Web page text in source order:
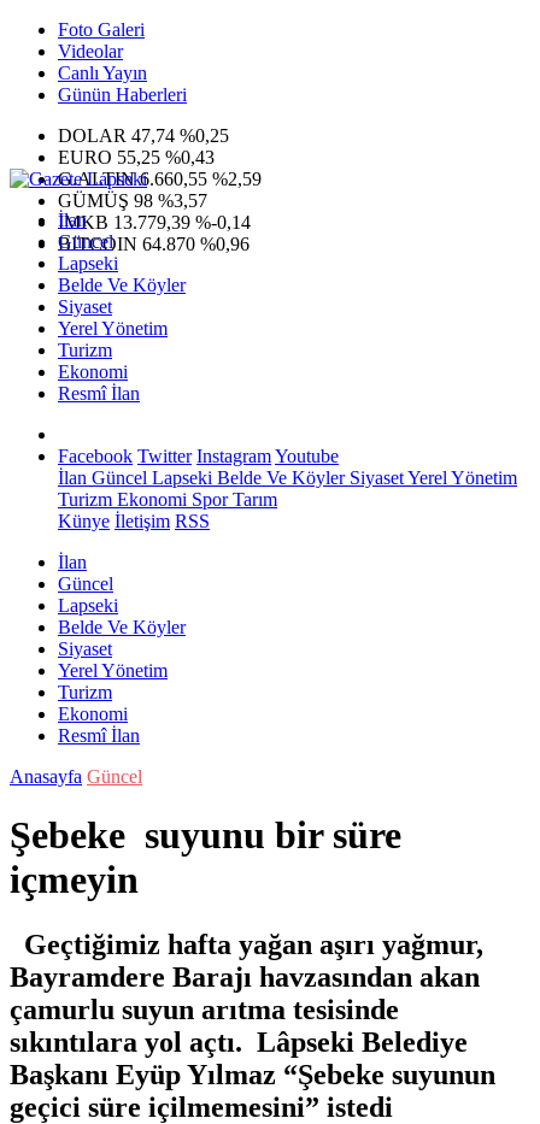
Foto Galeri
Videolar
Canlı Yayın
Günün Haberleri
DOLAR 47,74 %0,25
EURO 55,25 %0,43
G.ALTIN6.660,55 %2,59
GÜMÜŞ 98 %3,57
IMKB 13.779,39 %-0,14
BITCOIN 64.870 %0,96
İlan
Güncel
Lapseki
Belde Ve Köyler
Siyaset
Yerel Yönetim
Turizm
Ekonomi
Resmî İlan
Facebook Twitter InstagramYoutube
İlan Güncel Lapseki Belde Ve KöylerSiyasetYerel Yönetim
Turizm Ekonomi SporTarım
Künye İletişim RSS
İlan
Güncel
Lapseki
Belde Ve Köyler
Siyaset
Yerel Yönetim
Turizm
Ekonomi
Resmî İlan
Anasayfa Güncel
Şebeke suyunu bir süre
içmeyin
Geçtiğimiz hafta yağan aşırı yağmur,
Bayramdere Barajı havzasından akan
çamurlu suyun arıtma tesisinde
sıkıntılara yol açtı. Lâpseki Belediye
Başkanı Eyüp Yılmaz “Şebeke suyunun
geçici süre içilmemesini” istedi